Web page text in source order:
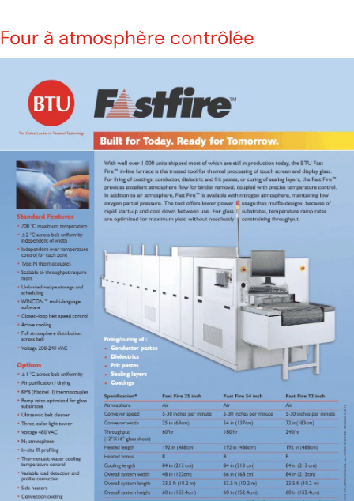
Four à atmosphère contrôlée